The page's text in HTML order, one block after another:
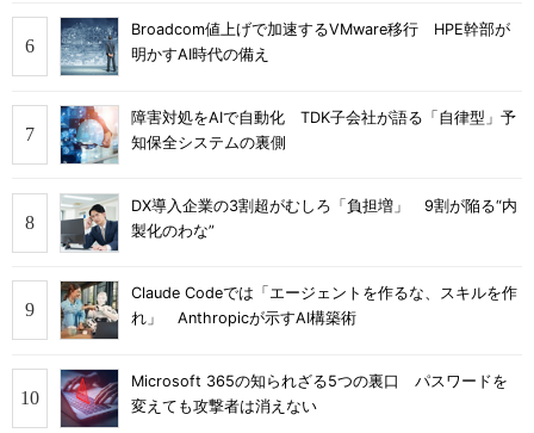
Broadcom値上げで加速するVMware移行 HPE幹部が
明かすAI時代の備え
障害対処をAIで自動化 TDK子会社が語る「自律型」予
知保全システムの裏側
DX導入企業の3割超がむしろ「負担増」 9割が陥る“内
製化のわな”
Claude Codeでは「エージェントを作るな、スキルを作
れ」 Anthropicが示すAI構築術
Microsoft 365の知られざる5つの裏口 パスワードを
変えても攻撃者は消えない